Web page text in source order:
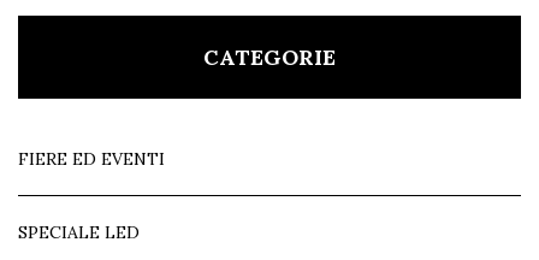
CATEGORIE
FIERE ED EVENTI
SPECIALE LED